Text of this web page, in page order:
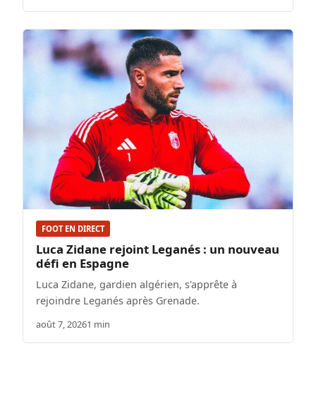
FOOT EN DIRECT
Luca Zidane rejoint Leganés : un nouveau
défi en Espagne
Luca Zidane, gardien algérien, s'apprête à
rejoindre Leganés après Grenade.
août 7, 20261 min